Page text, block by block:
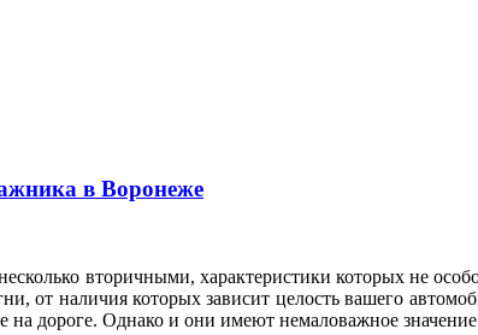
в Воронеже
вторичными, характеристики которых не
от наличия которых зависит целость вашего
на дороге. Однако и они имеют немаловажное